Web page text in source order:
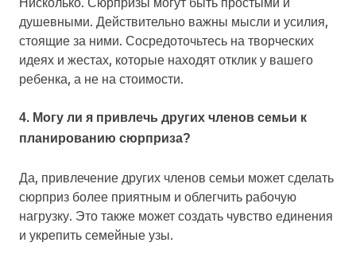
душевными. Действительно важны мысли и усилия,
стоящие за ними. Сосредоточьтесь на творческих
идеях и жестах, которые находят отклик у вашего
ребенка, а не на стоимости.
4. Могу ли я привлечь других членов семьи к
планированию сюрприза?
Да, привлечение других членов семьи может сделать
сюрприз более приятным и облегчить рабочую
нагрузку. Это также может создать чувство единения
и укрепить семейные узы.